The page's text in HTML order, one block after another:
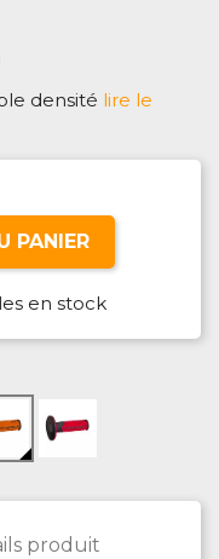
densité lire le
PANIER
en stock
produit